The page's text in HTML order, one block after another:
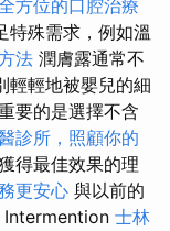
方位的口腔治療
特殊需求，例如溫
法 潤膚露通常不
輕輕地被嬰兒的細
要的是選擇不含
診所，照顧你的
得最佳效果的理
更安心 與以前的
Intermention 士林